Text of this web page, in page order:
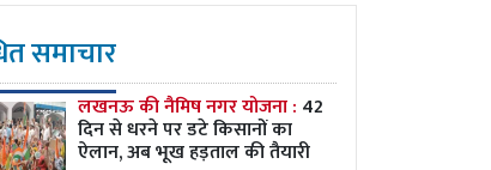
समाचार
लखनऊ की नैमिष नगर योजना : 42
दिन से धरने पर डटे किसानों का
ऐलान, अब भूख हड़ताल की तैयारी